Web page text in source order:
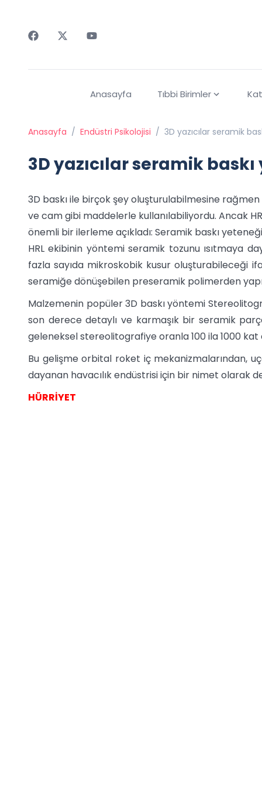
Anasayfa Tıbbi Birimler
Anasayfa / Endüstri Psikolojisi / 3D yazıcılar seramik
3D yazıcılar seramik
3D baskı ile birçok şey oluşturulabilmesine
ve cam gibi maddelerle kullanılabiliyordu. Ancak
önemli bir ilerleme açıkladı: Seramik baskı
HRL ekibinin yöntemi seramik tozunu ısıtmaya
fazla sayıda mikroskobik kusur oluşturabileceği
seramiğe dönüşebilen preseramik polimerden
Malzemenin popüler 3D baskı yöntemi
son derece detaylı ve karmaşık bir seramik
geleneksel stereolitografiye oranla 100 ila 1000 kat
Bu gelişme orbital roket iç mekanizmalarından,
dayanan havacılık endüstrisi için bir nimet olarak
HÜRRİYET